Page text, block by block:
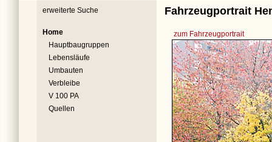
erweiterte Suche
Home
Hauptbaugruppen
Lebensläufe
Umbauten
Verbleibe
V 100 PA
Quellen
Fahrzeugportrait
zum Fahrzeugportrait